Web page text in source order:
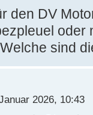
den DV
oder
sind
2026, 10:43